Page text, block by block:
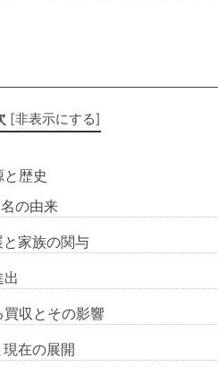
[非表示にする]
歴史
の由来
家族の関与
出
収とその影響
在の展開